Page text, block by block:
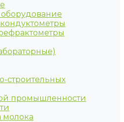
строительных
промышленности
молока